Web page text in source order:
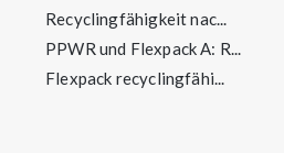
Recyclingfähigkeit nac...
PPWR und Flexpack A: R...
Flexpack recyclingfähi...